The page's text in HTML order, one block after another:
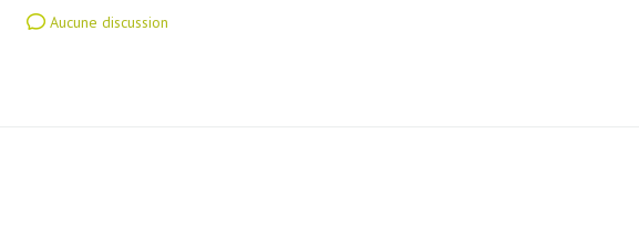
Aucune discussion